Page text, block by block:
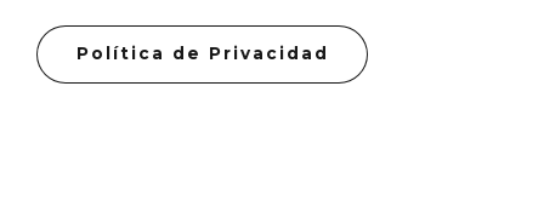
Política de Privacidad